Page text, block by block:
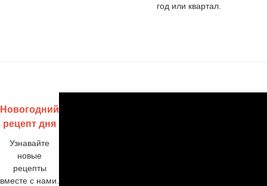
год или квартал.
Новогодний
рецепт дня
Узнавайте
новые
рецепты
вместе с нами.